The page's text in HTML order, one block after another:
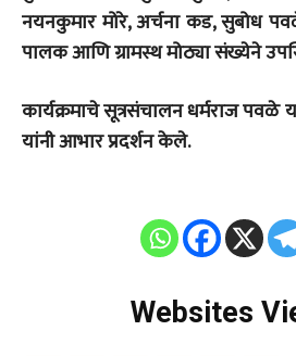
नयनकुमार मोरे, अर्चना कड, सुबोध
पालक आणि ग्रामस्थ मोठ्या संख्येने
कार्यक्रमाचे सूत्रसंचालन धर्मराज
यांनी आभार प्रदर्शन केले.
Websites